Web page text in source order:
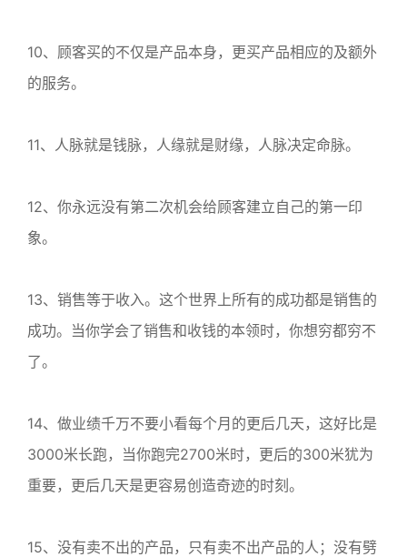
10、顾客买的不仅是产品本身，更买产品相应的及额外
的服务。
11、人脉就是钱脉，人缘就是财缘，人脉决定命脉。
12、你永远没有第二次机会给顾客建立自己的第一印
象。
13、销售等于收入。这个世界上所有的成功都是销售的
成功。当你学会了销售和收钱的本领时，你想穷都穷不
了。
14、做业绩千万不要小看每个月的更后几天，这好比是
3000米长跑，当你跑完2700米时，更后的300米犹为
重要，更后几天是更容易创造奇迹的时刻。
15、没有卖不出的产品，只有卖不出产品的人；没有劈